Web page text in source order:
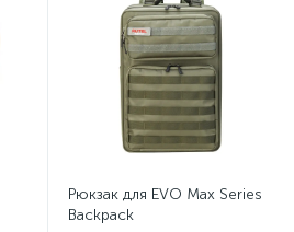
Рюкзак для EVO Max Series
Backpack